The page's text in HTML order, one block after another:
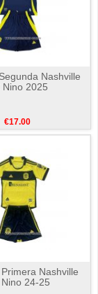
Nashville
Nino 2025
€17.00
Nashville
Nino 24-25